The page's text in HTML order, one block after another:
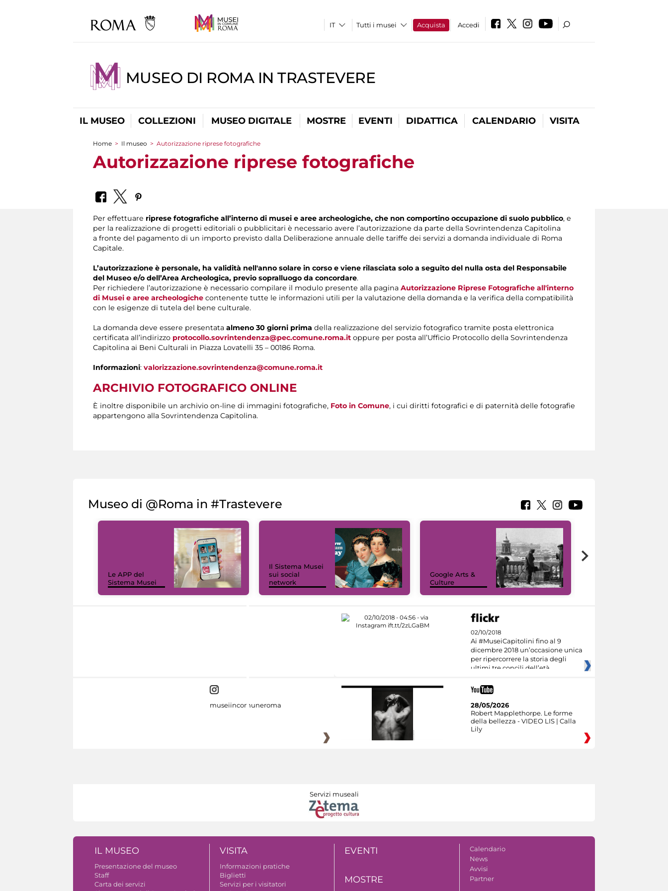
Tutti i musei Acquista Accedi
MUSEO DI ROMA IN TRASTEVERE
IL MUSEO COLLEZIONI MUSEO DIGITALE MOSTRE EVENTI DIDATTICA CALENDARIO VISITA
Tu sei qui
Home > Il museo > Autorizzazione riprese fotografiche
Autorizzazione riprese fotografiche
Per effettuare riprese fotografiche all’interno di musei e aree archeologiche, che non comportino occupazione di suolo pubblico, e
per la realizzazione di progetti editoriali o pubblicitari è necessario avere l’autorizzazione da parte della Sovrintendenza Capitolina
a fronte del pagamento di un importo previsto dalla Deliberazione annuale delle tariffe dei servizi a domanda individuale di Roma
Capitale.
L’autorizzazione è personale, ha validità nell'anno solare in corso e viene rilasciata solo a seguito del nulla osta del Responsabile
del Museo e/o dell’Area Archeologica, previo sopralluogo da concordare.
Per richiedere l’autorizzazione è necessario compilare il modulo presente alla pagina Autorizzazione Riprese Fotografiche all'interno
di Musei e aree archeologiche contenente tutte le informazioni utili per la valutazione della domanda e la verifica della compatibilità
con le esigenze di tutela del bene culturale.
La domanda deve essere presentata almeno 30 giorni prima della realizzazione del servizio fotografico tramite posta elettronica
certificata all’indirizzo protocollo.sovrintendenza@pec.comune.roma.it oppure per posta all’Ufficio Protocollo della Sovrintendenza
Capitolina ai Beni Culturali in Piazza Lovatelli 35 – 00186 Roma.
Informazioni: valorizzazione.sovrintendenza@comune.roma.it
ARCHIVIO FOTOGRAFICO ONLINE
È inoltre disponibile un archivio on-line di immagini fotografiche, Foto in Comune, i cui diritti fotografici e di paternità delle fotografie
appartengono alla Sovrintendenza Capitolina.
Museo di @Roma in #Trastevere
Le APP del
Sistema Musei
Il Sistema Musei
sui social
network
Google Arts &
Culture
02/10/2018
Ai #MuseiCapitolini fino al 9
dicembre 2018 un’occasione unica
per ripercorrere la storia degli
ultimi tre concili dell’età
museiincomuneroma
28/05/2026
Robert Mapplethorpe. Le forme
della bellezza - VIDEO LIS | Calla
Lily
Servizi museali
IL MUSEO
Presentazione del museo
Staff
Carta dei servizi
VISITA
Informazioni pratiche
Biglietti
Servizi per i visitatori
EVENTI
MOSTRE
Calendario
News
Avvisi
Partner